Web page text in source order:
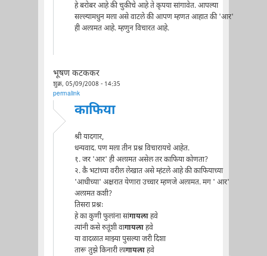
हे बरोबर आहे की चुकीचे आहे ते कृपया सांगावेत. आपल्या
सल्ल्यामधुन मला असे वाटले की आपण म्हणत आहात की 'आर'
ही अलामत आहे. म्हणुन विचारत आहे.
भूषण कटककर
शुक्र, 05/09/2008 - 14:35
permalink
काफिया
श्री यादगार,
धन्यवाद. पण मला तीन प्रश्न विचारायचे आहेत.
१. जर 'आर' ही अलामत असेल तर काफिया कोणता?
२. कै भटांच्या वरील लेखात असे म्हंटले आहे की काफियाच्या
'आधीच्या' अक्षरात येणारा उच्चार म्हणजे अलामत. मग ' आर'
अलामत कशी?
तिसरा प्रश्नः
हे का कुणी फुलांना सांगायलाहवे
त्यांनी कसे रुतूंशी वागायलाहवे
या वादळात माझ्या पुसल्या जरी दिशा
तारू तुझे किनारी लागायलाहवे